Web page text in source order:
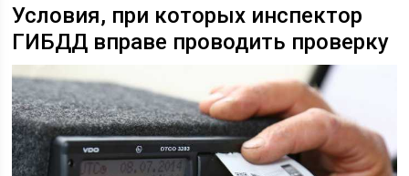
Условия, при которых инспектор
ГИБДД вправе проводить проверку